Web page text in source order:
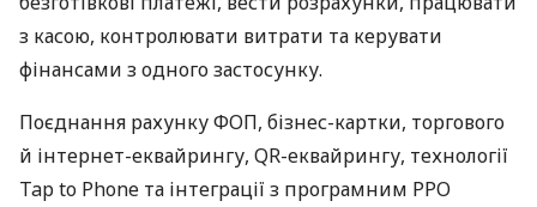
з касою, контролювати витрати та керувати
фінансами з одного застосунку.
Поєднання рахунку ФОП, бізнес-картки, торгового
й інтернет-еквайрингу, QR-еквайрингу, технології
Tap to Phone та інтеграції з програмним РРО